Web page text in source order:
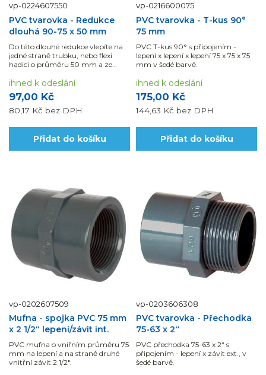
vp-0224607550
PVC tvarovka - Redukce
dlouhá 90-75 x 50 mm
Do této dlouhé redukce vlepíte na
jedné straně trubku, nebo flexi
hadici o průměru 50 mm a ze
97,00 Kč
80,17 Kč bez DPH
ihned k odeslání
Přidat do košíku
vp-0216600075
PVC tvarovka - T-kus 90°
75 mm
PVC T-kus 90° s připojením -
lepení x lepení x lepení 75 x 75 x 75
mm v šedé barvě.
175,00 Kč
144,63 Kč bez DPH
ihned k odeslání
Přidat do košíku
vp-0202607509
Mufna - spojka PVC 75 mm
x 2 1/2“ lepení/závit int.
PVC mufna o vniřním průměru 75
mm na lepení a na straně druhé
vnitřní závit 2 1/2".
vp-0203606308
PVC tvarovka - Přechodka
75-63 x 2“
PVC přechodka 75-63 x 2“ s
připojením - lepení x závit ext., v
šedé barvě.